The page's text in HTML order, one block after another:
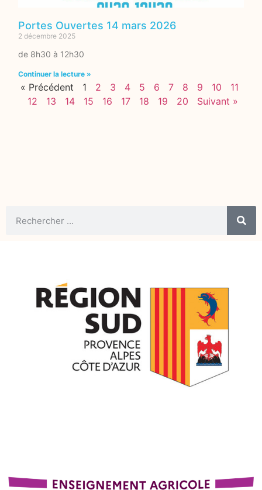
Portes Ouvertes 14 mars 2026
2 décembre 2025
de 8h30 à 12h30
Continuer la lecture »
« Précédent 1 2 3 4 5 6 7 8 9 10
11
12
13 14 15 16 17 18 19 20 Suivant »